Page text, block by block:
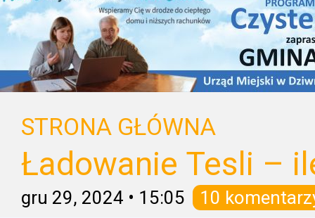
STRONA GŁÓWNA
Ładowanie Tesli –
gru 29, 2024 • 15:05 10